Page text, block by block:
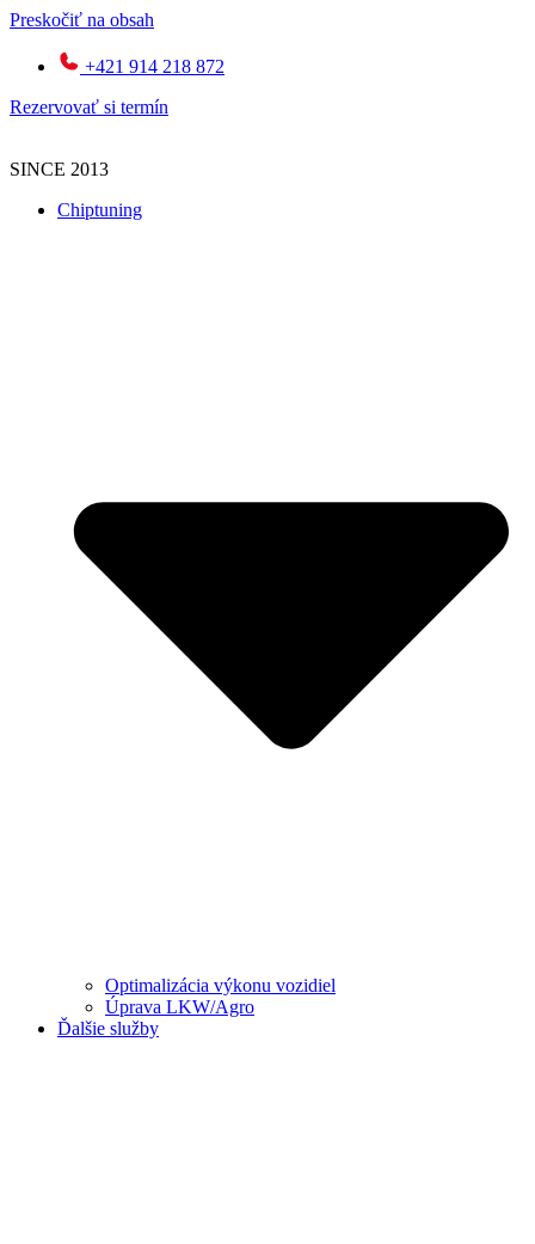
Preskočiť na obsah
+421 914 218 872
Rezervovať si termín
SINCE 2013
Chiptuning
Optimalizácia výkonu vozidiel
Úprava LKW/Agro
Ďalšie služby